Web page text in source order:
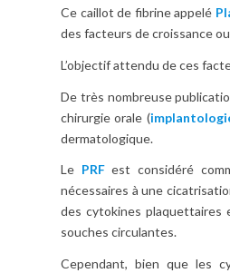
Ce caillot de fibrine appelé
des facteurs de croissance
L’objectif attendu de ces
De très nombreuse
chirurgie orale (
dermatologique.
Le PRFest considéré
nécessaires à une
des cytokines plaquettaires
souches circulantes.
Cependant, bien que les